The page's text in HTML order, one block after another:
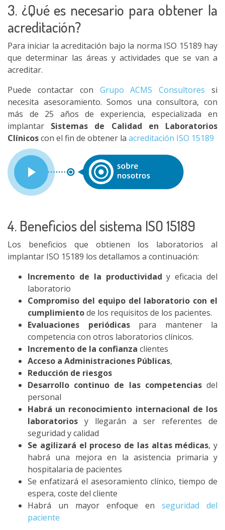
3. ¿Qué es necesario para obtener la
acreditación?
Para iniciar la acreditación bajo la norma ISO 15189 hay
que determinar las áreas y actividades que se van a
acreditar.
Puede contactar con Grupo ACMS Consultores si
necesita asesoramiento. Somos una consultora, con
más de 25 años de experiencia, especializada en
implantar Sistemas de Calidad en Laboratorios
Clínicoscon el fin de obtener la acreditación ISO 15189
4. Beneficios del sistema ISO 15189
Los beneficios que obtienen los laboratorios al
implantar ISO 15189 los detallamos a continuación:
Incremento de la productividad y eficacia del
laboratorio
Compromiso del equipo del laboratorio con el
cumplimientode los requisitos de los pacientes.
Evaluaciones periódicas para mantener la
competencia con otros laboratorios clínicos.
Incremento de la confianza clientes
Acceso a Administraciones Públicas,
Reducción de riesgos
Desarrollo continuo de las competenciasdel
personal
Habrá un reconocimiento internacional de los
laboratorios y llegarán a ser referentes de
seguridad y calidad
Se agilizará el proceso de las altas médicas, y
habrá una mejora en la asistencia primaria y
hospitalaria de pacientes
Se enfatizará el asesoramiento clínico, tiempo de
espera, coste del cliente
Habrá un mayor enfoque en seguridad del
paciente